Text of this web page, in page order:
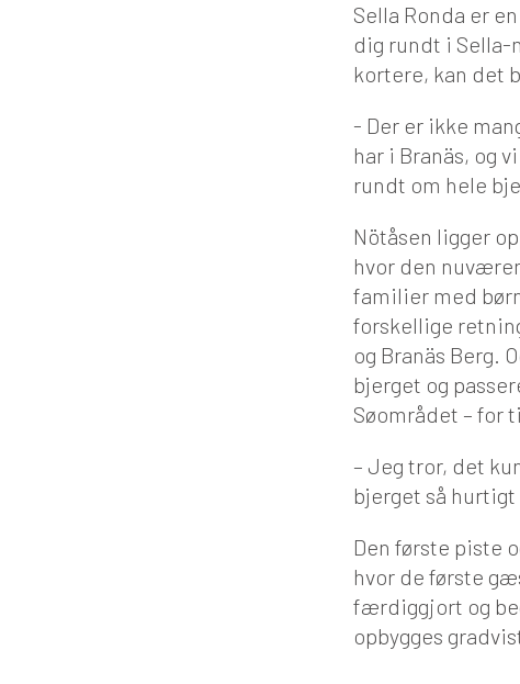
Sella Ronda er
dig rundt i Sella-
kortere, kan det
- Der er ikke
har i Branäs, og
rundt om hele
Nötåsen ligger
hvor den
familier med
forskellige
og Branäs Berg.
bjerget og
Søområdet – for
– Jeg tror, det
bjerget så
Den første piste
hvor de første
færdiggjort og
opbygges